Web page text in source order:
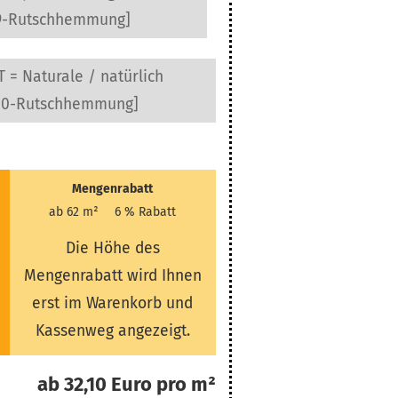
Rutschhemmung]
= Naturale / natürlich
Rutschhemmung]
Mengenrabatt
ab 62 m²
6 % Rabatt
Die Höhe des
Mengenrabatt wird Ihnen
erst im Warenkorb und
Kassenweg angezeigt.
ab 32,10 Euro pro m²